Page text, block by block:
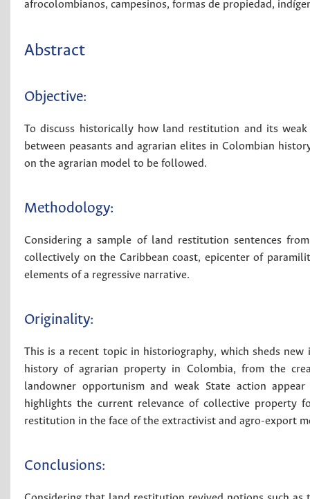
afrocolombianos, campesinos, formas de propiedad,
Abstract
Objective:
To discuss historically how land restitution and its
between peasants and agrarian elites in Colombian
on the agrarian model to be followed.
Methodology:
Considering a sample of land restitution sentences
collectively on the Caribbean coast, epicenter of
elements of a regressive narrative.
Originality:
This is a recent topic in historiography, which sheds
history of agrarian property in Colombia, from the
landowner opportunism and weak State action
highlights the current relevance of collective property
restitution in the face of the extractivist and agro-export
Conclusions: